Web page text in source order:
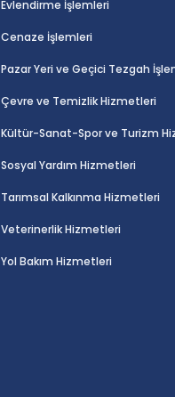
Evlendirme İşlemleri
Cenaze İşlemleri
Pazar Yeri ve Geçici Tezgah
Çevre ve Temizlik Hizmetleri
Kültür-Sanat-Spor ve Turizm
Sosyal Yardım Hizmetleri
Tarımsal Kalkınma Hizmetleri
Veterinerlik Hizmetleri
Yol Bakım Hizmetleri